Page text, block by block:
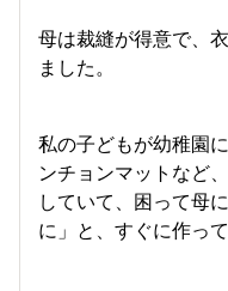
母は裁縫が得意で、
ました。
私の子どもが幼稚園
ンチョンマットなど
していて、困って母
に」と、すぐに作っ